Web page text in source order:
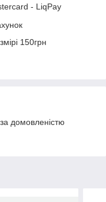
- LiqPay
150грн
домовленістю